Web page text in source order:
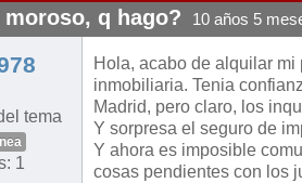
q hago? 10 años 5
tema
1
Hola, acabo de alquilar
inmobiliaria. Tenia
Madrid, pero claro, los
Y sorpresa el seguro de
Y ahora es imposible
cosas pendientes con los